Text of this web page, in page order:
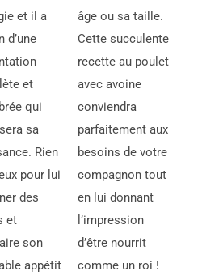
et il a
d’une
et
qui
sa
Rien
pour lui
des
et
son
appétit
âge ou sa taille.
Cette succulente
recette au poulet
avec avoine
conviendra
parfaitement aux
besoins de votre
compagnon tout
en lui donnant
l’impression
d’être nourrit
comme un roi !